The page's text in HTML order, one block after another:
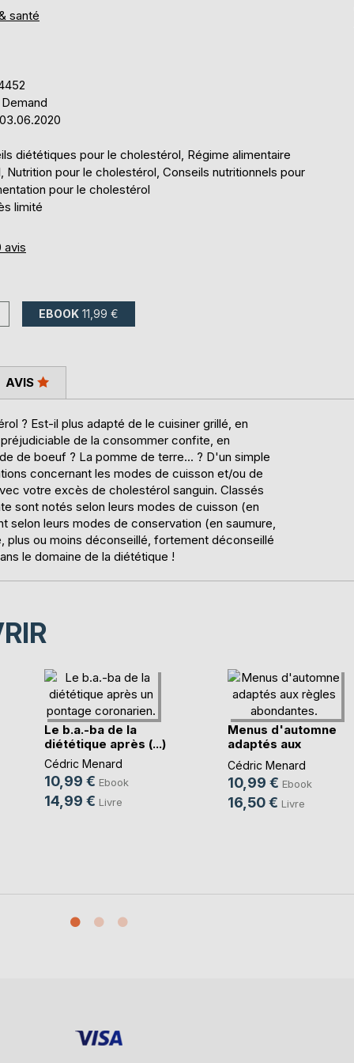
santé
diététiques pour le cholestérol, Régime alimentaire
Nutrition pour le cholestérol, Conseils nutritionnels pour
pour le cholestérol
limité
avis
EBOOK 11,99 €
? Est-il plus adapté de le cuisiner grillé, en
de la consommer confite, en
de boeuf ? La pomme de terre... ? D'un simple
concernant les modes de cuisson et/ou de
votre excès de cholestérol sanguin. Classés
sont notés selon leurs modes de cuisson (en
selon leurs modes de conservation (en saumure,
ou moins déconseillé, fortement déconseillé
le domaine de la diététique !
AVIS
Le b.a.-ba de la
diététique après (...)
Cédric Menard
10,99 € Ebook
14,99 € Livre
Menus d'automne
adaptés aux
règles(...)
Cédric Menard
10,99 € Ebook
16,50 € Livre